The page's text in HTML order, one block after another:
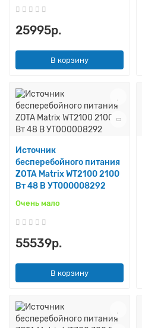
25995р.
В корзину
Источник
бесперебойного питания
ZOTA Matrix WT2100 2100
Вт 48 В УТ000008292
Очень мало
55539р.
В корзину